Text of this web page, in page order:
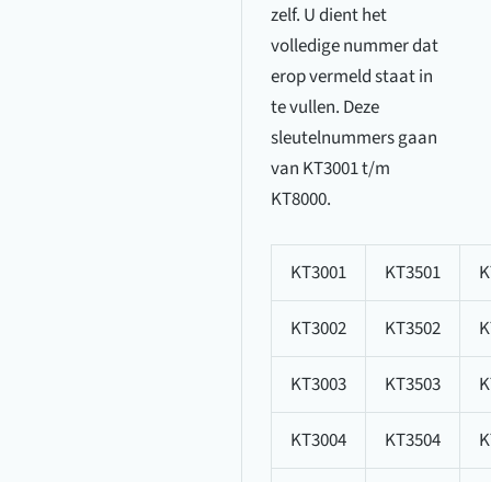
zelf. U dient het
volledige nummer dat
erop vermeld staat in
te vullen. Deze
sleutelnummers gaan
van KT3001 t/m
KT8000.
KT3001 KT3501
KT3002 KT3502
KT3003 KT3503
KT3004 KT3504